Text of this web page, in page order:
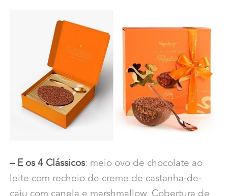
– E os 4 Clássicos: meio ovo de chocolate ao
leite com recheio de creme de castanha-de-